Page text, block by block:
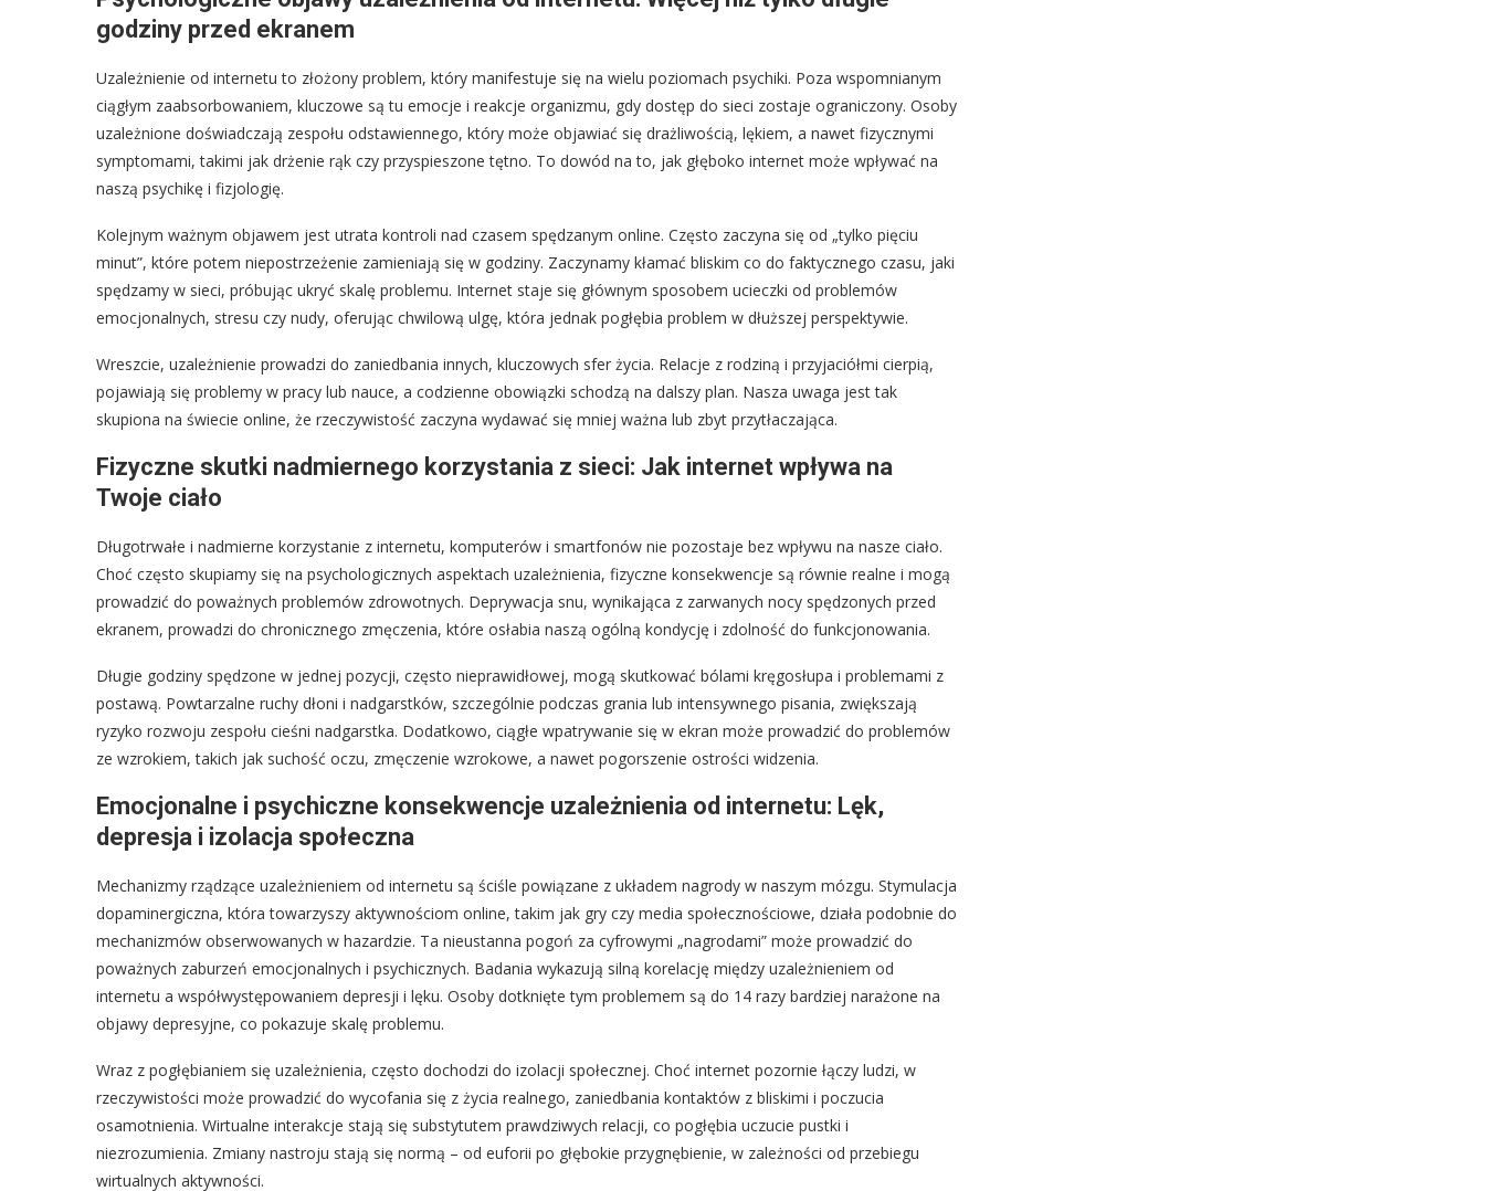
godziny przed ekranem
Uzależnienie od internetu to złożony problem, który manifestuje się na wielu poziomach psychiki. Poza wspomnianym
ciągłym zaabsorbowaniem, kluczowe są tu emocje i reakcje organizmu, gdy dostęp do sieci zostaje ograniczony. Osoby
uzależnione doświadczają zespołu odstawiennego, który może objawiać się drażliwością, lękiem, a nawet fizycznymi
symptomami, takimi jak drżenie rąk czy przyspieszone tętno. To dowód na to, jak głęboko internet może wpływać na
naszą psychikę i fizjologię.
Kolejnym ważnym objawem jest utrata kontroli nad czasem spędzanym online. Często zaczyna się od „tylko pięciu
minut”, które potem niepostrzeżenie zamieniają się w godziny. Zaczynamy kłamać bliskim co do faktycznego czasu, jaki
spędzamy w sieci, próbując ukryć skalę problemu. Internet staje się głównym sposobem ucieczki od problemów
emocjonalnych, stresu czy nudy, oferując chwilową ulgę, która jednak pogłębia problem w dłuższej perspektywie.
Wreszcie, uzależnienie prowadzi do zaniedbania innych, kluczowych sfer życia. Relacje z rodziną i przyjaciółmi cierpią,
pojawiają się problemy w pracy lub nauce, a codzienne obowiązki schodzą na dalszy plan. Nasza uwaga jest tak
skupiona na świecie online, że rzeczywistość zaczyna wydawać się mniej ważna lub zbyt przytłaczająca.
Fizyczne skutki nadmiernego korzystania z sieci: Jak internet wpływa na
Twoje ciało
Długotrwałe i nadmierne korzystanie z internetu, komputerów i smartfonów nie pozostaje bez wpływu na nasze ciało.
Choć często skupiamy się na psychologicznych aspektach uzależnienia, fizyczne konsekwencje są równie realne i mogą
prowadzić do poważnych problemów zdrowotnych. Deprywacja snu, wynikająca z zarwanych nocy spędzonych przed
ekranem, prowadzi do chronicznego zmęczenia, które osłabia naszą ogólną kondycję i zdolność do funkcjonowania.
Długie godziny spędzone w jednej pozycji, często nieprawidłowej, mogą skutkować bólami kręgosłupa i problemami z
postawą. Powtarzalne ruchy dłoni i nadgarstków, szczególnie podczas grania lub intensywnego pisania, zwiększają
ryzyko rozwoju zespołu cieśni nadgarstka. Dodatkowo, ciągłe wpatrywanie się w ekran może prowadzić do problemów
ze wzrokiem, takich jak suchość oczu, zmęczenie wzrokowe, a nawet pogorszenie ostrości widzenia.
Emocjonalne i psychiczne konsekwencje uzależnienia od internetu: Lęk,
depresja i izolacja społeczna
Mechanizmy rządzące uzależnieniem od internetu są ściśle powiązane z układem nagrody w naszym mózgu. Stymulacja
dopaminergiczna, która towarzyszy aktywnościom online, takim jak gry czy media społecznościowe, działa podobnie do
mechanizmów obserwowanych w hazardzie. Ta nieustanna pogoń za cyfrowymi „nagrodami” może prowadzić do
poważnych zaburzeń emocjonalnych i psychicznych. Badania wykazują silną korelację między uzależnieniem od
internetu a współwystępowaniem depresji i lęku. Osoby dotknięte tym problemem są do 14 razy bardziej narażone na
objawy depresyjne, co pokazuje skalę problemu.
Wraz z pogłębianiem się uzależnienia, często dochodzi do izolacji społecznej. Choć internet pozornie łączy ludzi, w
rzeczywistości może prowadzić do wycofania się z życia realnego, zaniedbania kontaktów z bliskimi i poczucia
osamotnienia. Wirtualne interakcje stają się substytutem prawdziwych relacji, co pogłębia uczucie pustki i
niezrozumienia. Zmiany nastroju stają się normą – od euforii po głębokie przygnębienie, w zależności od przebiegu
wirtualnych aktywności.